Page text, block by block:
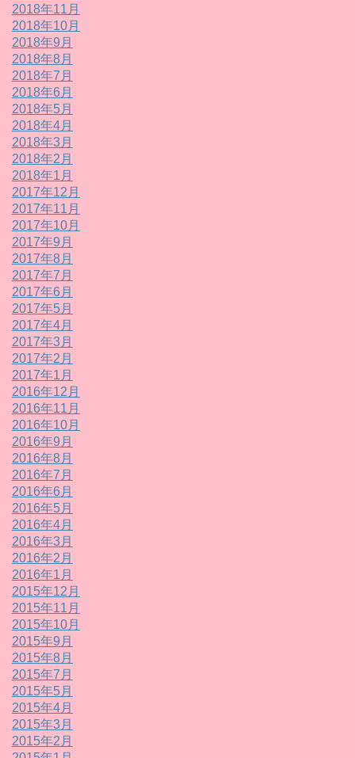
2018年11月
2018年10月
2018年9月
2018年8月
2018年7月
2018年6月
2018年5月
2018年4月
2018年3月
2018年2月
2018年1月
2017年12月
2017年11月
2017年10月
2017年9月
2017年8月
2017年7月
2017年6月
2017年5月
2017年4月
2017年3月
2017年2月
2017年1月
2016年12月
2016年11月
2016年10月
2016年9月
2016年8月
2016年7月
2016年6月
2016年5月
2016年4月
2016年3月
2016年2月
2016年1月
2015年12月
2015年11月
2015年10月
2015年9月
2015年8月
2015年7月
2015年5月
2015年4月
2015年3月
2015年2月